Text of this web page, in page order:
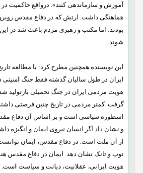
آموزش و سازماندهی کنند». درواقع حاکمیت
هماهنگی داشت. ارتش که در دفاع مقدس
بودند، اما مکتب و رهبری مردم باعث شد در
شوند.
این نویسنده همچنین مطرح کرد: با مطالعه
ایران در طول سالیان گذشته فقط جنگ امنیتی
هویت مردمی ایران در جنگ تحمیلی بازتولید
گرفت. کمتر مردمی در تاریخ چنین فرصتی
اسطوره سیاسی است و بر اساس آن دفاع
و نشان داد اگر انسان نیروی ایمان و انگیزه
از آن ملت است. در دفاع مقدس، ایمان
توپ و تانک نشان دهد. ایمان در دفاع مقدس
هویت ایرانی، عقلانیت، دیانت و سیاست است.